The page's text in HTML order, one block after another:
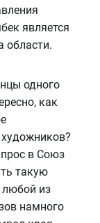
является
области.
одного
как
в Союз
такую
любой из
намного